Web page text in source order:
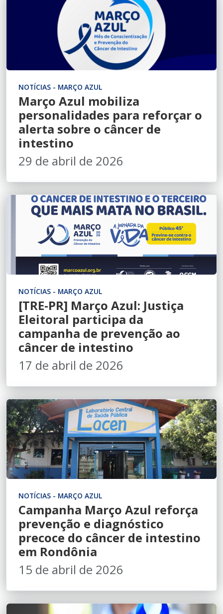
NOTÍCIAS - MARÇO AZUL
Março Azul mobiliza
personalidades para reforçar o
alerta sobre o câncer de
intestino
29 de abril de 2026
NOTÍCIAS - MARÇO AZUL
[TRE-PR] Março Azul: Justiça
Eleitoral participa da
campanha de prevenção ao
câncer de intestino
17 de abril de 2026
NOTÍCIAS - MARÇO AZUL
Campanha Março Azul reforça
prevenção e diagnóstico
precoce do câncer de intestino
em Rondônia
15 de abril de 2026